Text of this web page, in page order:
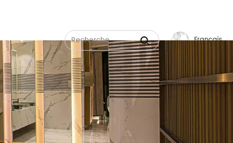
Français
English
Русский